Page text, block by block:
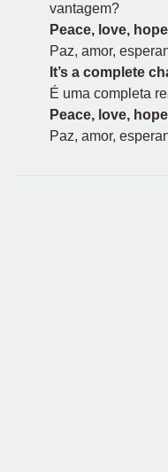
vantagem?
Peace, love,
Paz, amor,
It’s a complete
É uma completa
Peace, love,
Paz, amor,